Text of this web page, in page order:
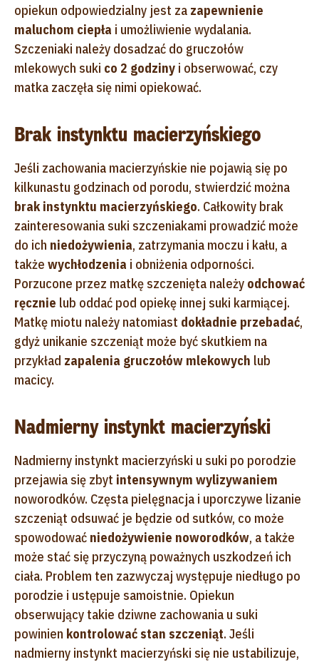
opiekun odpowiedzialny jest za zapewnienie
maluchom ciepła i umożliwienie wydalania.
Szczeniaki należy dosadzać do gruczołów
mlekowych suki co 2 godziny i obserwować, czy
matka zaczęła się nimi opiekować.
Brak instynktu macierzyńskiego
Jeśli zachowania macierzyńskie nie pojawią się po
kilkunastu godzinach od porodu, stwierdzić można
brak instynktu macierzyńskiego. Całkowity brak
zainteresowania suki szczeniakami prowadzić może
do ich niedożywienia, zatrzymania moczu i kału, a
także wychłodzenia i obniżenia odporności.
Porzucone przez matkę szczenięta należy odchować
ręcznie lub oddać pod opiekę innej suki karmiącej.
Matkę miotu należy natomiast dokładnie przebadać,
gdyż unikanie szczeniąt może być skutkiem na
przykład zapalenia gruczołów mlekowych lub
macicy.
Nadmierny instynkt macierzyński
Nadmierny instynkt macierzyński u suki po porodzie
przejawia się zbyt intensywnym wylizywaniem
noworodków. Częsta pielęgnacja i uporczywe lizanie
szczeniąt odsuwać je będzie od sutków, co może
spowodować niedożywienie noworodków, a także
może stać się przyczyną poważnych uszkodzeń ich
ciała. Problem ten zazwyczaj występuje niedługo po
porodzie i ustępuje samoistnie. Opiekun
obserwujący takie dziwne zachowania u suki
powinien kontrolować stan szczeniąt. Jeśli
nadmierny instynkt macierzyński się nie ustabilizuje,